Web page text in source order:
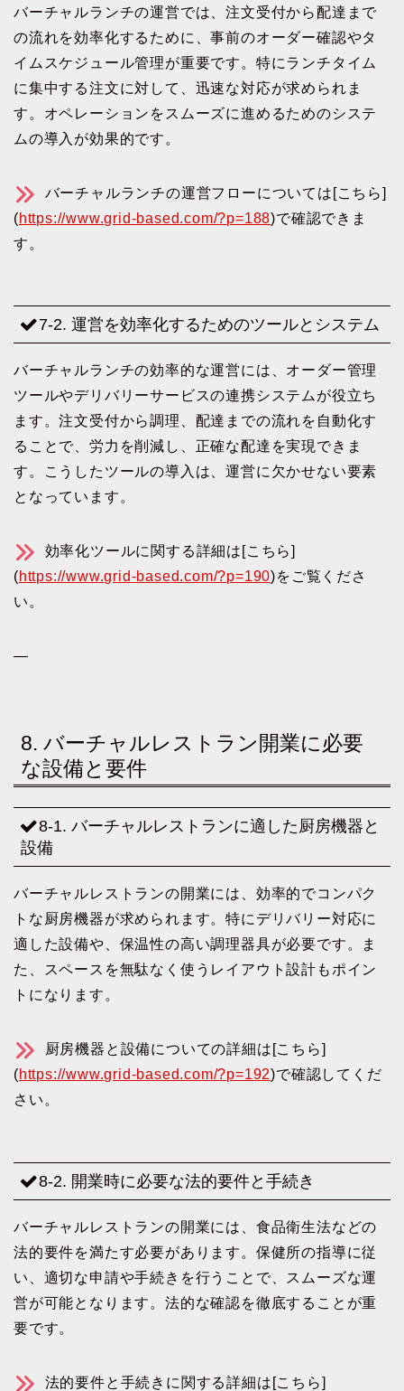
バーチャルランチの運営では、注文受付から配達まで
の流れを効率化するために、事前のオーダー確認やタ
イムスケジュール管理が重要です。特にランチタイム
に集中する注文に対して、迅速な対応が求められま
す。オペレーションをスムーズに進めるためのシステ
ムの導入が効果的です。
バーチャルランチの運営フローについては[こちら]
(https://www.grid-based.com/?p=188)で確認できま
す。
7-2. 運営を効率化するためのツールとシステム
バーチャルランチの効率的な運営には、オーダー管理
ツールやデリバリーサービスの連携システムが役立ち
ます。注文受付から調理、配達までの流れを自動化す
ることで、労力を削減し、正確な配達を実現できま
す。こうしたツールの導入は、運営に欠かせない要素
となっています。
効率化ツールに関する詳細は[こちら]
(https://www.grid-based.com/?p=190)をご覧くださ
い。
—
8. バーチャルレストラン開業に必要
な設備と要件
8-1. バーチャルレストランに適した厨房機器と
設備
バーチャルレストランの開業には、効率的でコンパク
トな厨房機器が求められます。特にデリバリー対応に
適した設備や、保温性の高い調理器具が必要です。ま
た、スペースを無駄なく使うレイアウト設計もポイン
トになります。
厨房機器と設備についての詳細は[こちら]
(https://www.grid-based.com/?p=192)で確認してくだ
さい。
8-2. 開業時に必要な法的要件と手続き
バーチャルレストランの開業には、食品衛生法などの
法的要件を満たす必要があります。保健所の指導に従
い、適切な申請や手続きを行うことで、スムーズな運
営が可能となります。法的な確認を徹底することが重
要です。
法的要件と手続きに関する詳細は[こちら]